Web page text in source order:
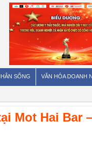
SỐNG VĂN HÓA DOANH
Mot Hai Bar